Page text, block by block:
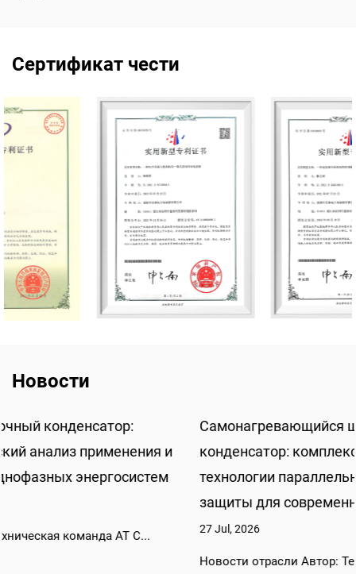
Сертификат чести
Новости
Самонагревающийся шунтирующий
конденсатор: комплексный технический анализ
технологии параллельной низковольтной
защиты для современных энергосистем
Новости отрасли Автор: Техническая команда AT C...